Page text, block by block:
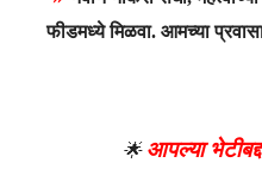
फीडमध्ये मिळवा. आमच्या
🌟 आपल्या